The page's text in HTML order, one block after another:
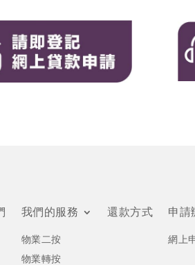
我們的服務
物業二按
物業轉按
還款方式 申請
網上